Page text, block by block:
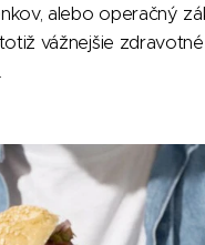
alebo operačný
vážnejšie